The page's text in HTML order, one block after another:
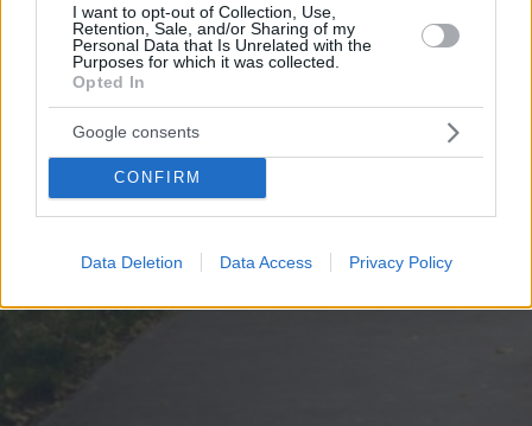
I want to opt-out of Collection, Use,
Retention, Sale, and/or Sharing of my
Personal Data that Is Unrelated with the
Purposes for which it was collected.
Opted In
Google consents
CONFIRM
Data Deletion Data Access Privacy Policy